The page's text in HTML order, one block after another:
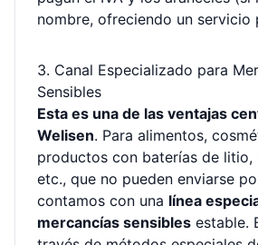
nombre, ofreciendo un servicio
3. Canal Especializado para
Sensibles
Esta es una de las ventajas
Welisen. Para alimentos,
productos con baterías de litio,
etc., que no pueden enviarse
contamos con una línea
mercancías sensibles estable.